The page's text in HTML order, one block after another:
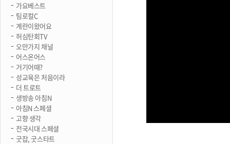
가요베스트
팀로컬C
계란이왔어요
허심탄회TV
오만가지 채널
어스온어스
거기어때?
성교육은 처음이라
더 트로트
생방송 아침N
아침N 스페셜
고향 생각
전국시대 스페셜
굿잡, 굿스타트